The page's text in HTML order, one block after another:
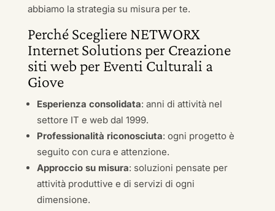
abbiamo la strategia su misura per te.
Perché Scegliere NETWORX
Internet Solutions per Creazione
siti web per Eventi Culturali a
Giove
Esperienza consolidata: anni di attività nel
settore IT e web dal 1999.
Professionalità riconosciuta: ogni progetto è
seguito con cura e attenzione.
Approccio su misura: soluzioni pensate per
attività produttive e di servizi di ogni
dimensione.